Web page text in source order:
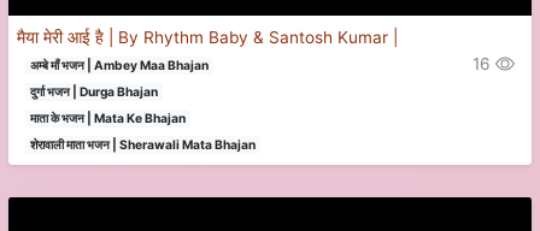
मैया मेरी आई है | By Rhythm Baby & Santosh Kumar |
अम्बे माँ भजन | Ambey Maa Bhajan
दुर्गा भजन | Durga Bhajan
माता के भजन | Mata Ke Bhajan
शेरावाली माता भजन | Sherawali Mata Bhajan
16